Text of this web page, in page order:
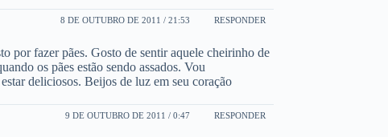
8 DE OUTUBRO DE 2011 / 21:53 RESPONDER
por fazer pães. Gosto de sentir aquele cheirinho de
os pães estão sendo assados. Vou
deliciosos. Beijos de luz em seu coração
9 DE OUTUBRO DE 2011 / 0:47 RESPONDER